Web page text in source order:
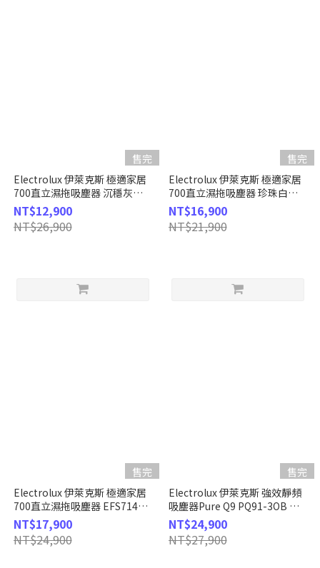
售完
Electrolux 伊萊克斯 極適家居
700直立濕拖吸塵器 沉穩灰
EFS71423
NT$12,900
NT$26,900
售完
Electrolux 伊萊克斯 極適家居
700直立濕拖吸塵器 珍珠白
EFS71425WH
NT$16,900
NT$21,900
售完
Electrolux 伊萊克斯 極適家居
700直立濕拖吸塵器 EFS71435
靜謐棕
NT$17,900
NT$24,900
售完
Electrolux 伊萊克斯 強效靜頻
吸塵器Pure Q9 PQ91-3OB 沉
穩藍
NT$24,900
NT$27,900